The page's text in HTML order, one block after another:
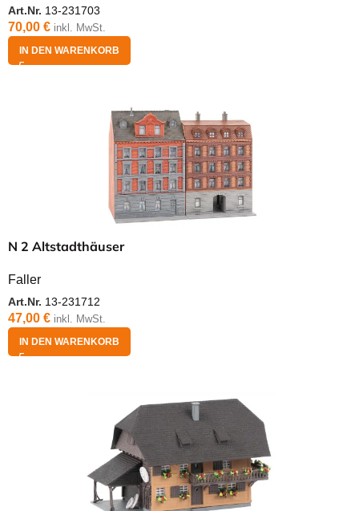
Art.Nr. 13-231703
70,00 € inkl. MwSt.
IN DEN WARENKORB
N 2 Altstadthäuser
Faller
Art.Nr. 13-231712
47,00 € inkl. MwSt.
IN DEN WARENKORB